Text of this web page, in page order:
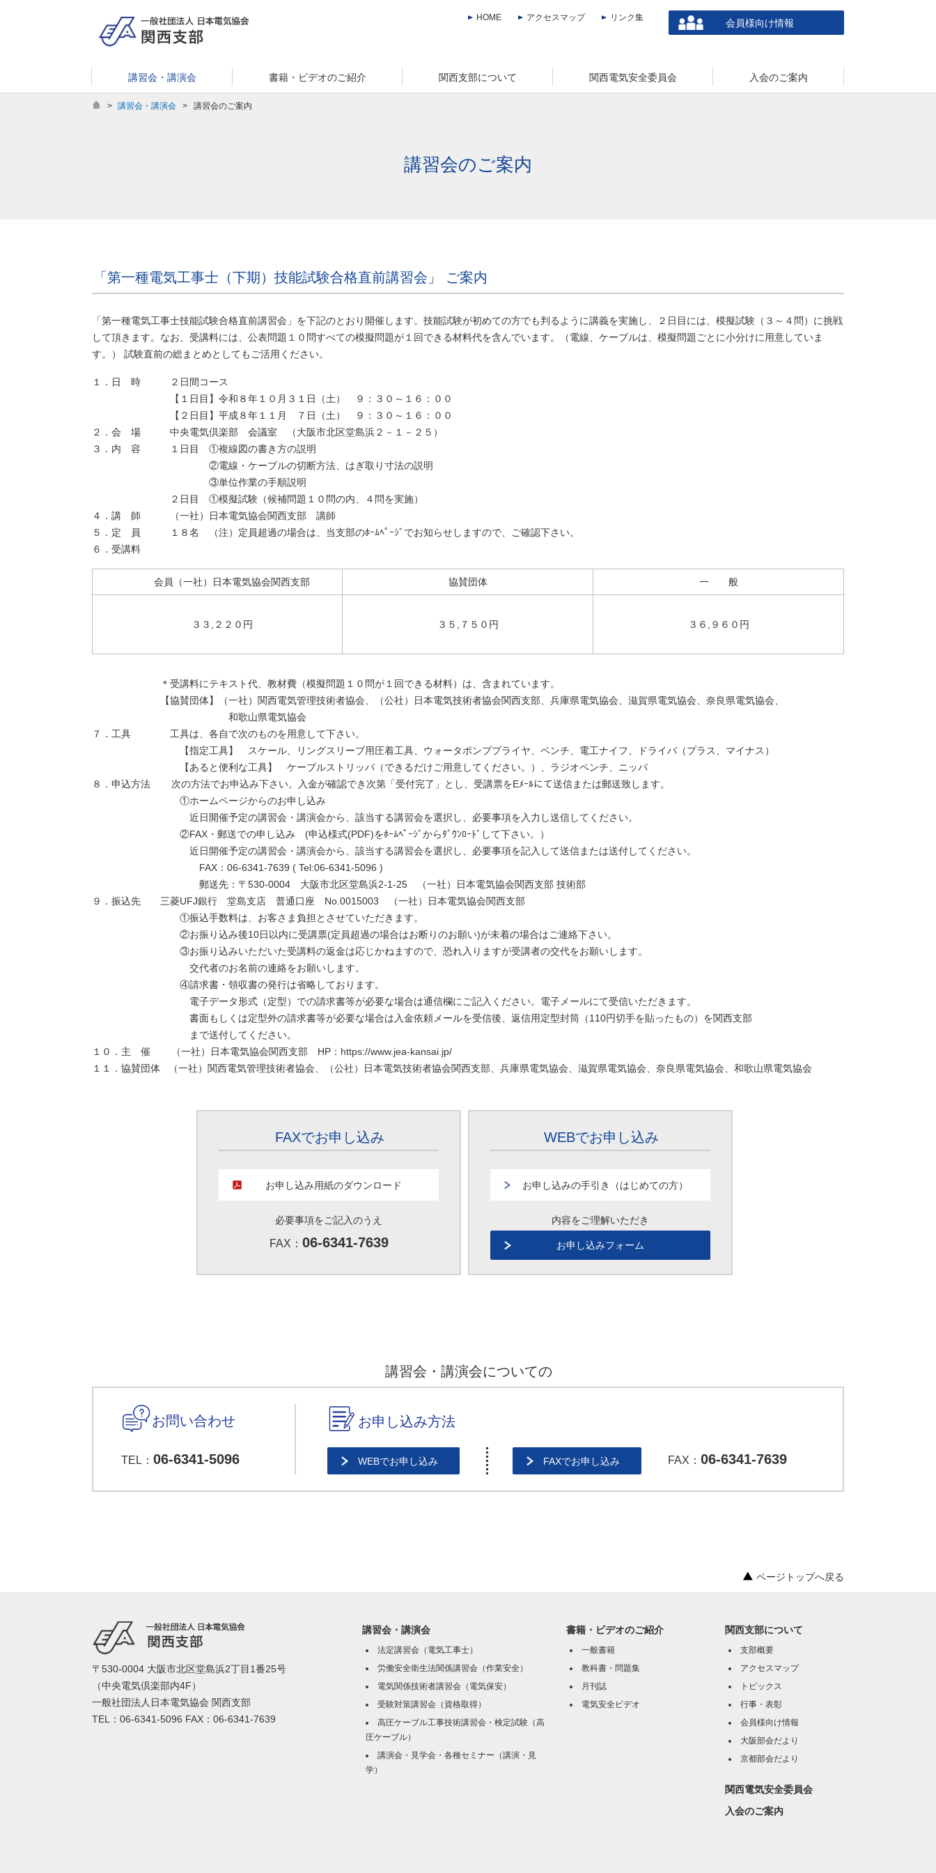
HOME アクセスマップ リンク集
会員様向け情報
講習会・講演会 書籍・ビデオのご紹介 関西支部について 関西電気安全委員会 入会のご案内
> 講習会・講演会 > 講習会のご案内
講習会のご案内
「第一種電気工事士（下期）技能試験合格直前講習会」 ご案内
「第一種電気工事士技能試験合格直前講習会」を下記のとおり開催します。技能試験が初めての方でも判るように講義を実施し、２日目には、模擬試験（３～４問）に挑戦
して頂きます。なお、受講料には、公表問題１０問すべての模擬問題が１回できる材料代を含んでいます。（電線、ケーブルは、模擬問題ごとに小分けに用意していま
す。） 試験直前の総まとめとしてもご活用ください。
１．日 時 ２日間コース
【１日目】令和８年１０月３１日（土） ９：３０～１６：００
【２日目】平成８年１１月 ７日（土） ９：３０～１６：００
２．会 場 中央電気倶楽部 会議室 （大阪市北区堂島浜２－１－２５）
３．内 容 １日目 ①複線図の書き方の説明
②電線・ケーブルの切断方法、はぎ取り寸法の説明
③単位作業の手順説明
２日目 ①模擬試験（候補問題１０問の内、４問を実施）
４．講 師 （一社）日本電気協会関西支部 講師
５．定 員 １８名 （注）定員超過の場合は、当支部のﾎｰﾑﾍﾟｰｼﾞでお知らせしますので、ご確認下さい。
６．受講料
会員（一社）日本電気協会関西支部 協賛団体 一 般
３３,２２０円 ３５,７５０円 ３６,９６０円
＊受講料にテキスト代、教材費（模擬問題１０問が１回できる材料）は、含まれています。
【協賛団体】（一社）関西電気管理技術者協会、（公社）日本電気技術者協会関西支部、兵庫県電気協会、滋賀県電気協会、奈良県電気協会、
和歌山県電気協会
７．工具 工具は、各自で次のものを用意して下さい。
【指定工具】 スケール、リングスリーブ用圧着工具、ウォータポンププライヤ、ペンチ、電工ナイフ、ドライバ（プラス、マイナス）
【あると便利な工具】 ケーブルストリッパ（できるだけご用意してください。）、ラジオペンチ、ニッパ
８．申込方法 次の方法でお申込み下さい。入金が確認でき次第「受付完了」とし、受講票をEﾒｰﾙにて送信または郵送致します。
①ホームページからのお申し込み
近日開催予定の講習会・講演会から、該当する講習会を選択し、必要事項を入力し送信してください。
②FAX・郵送での申し込み (申込様式(PDF)をﾎｰﾑﾍﾟｰｼﾞからﾀﾞｳﾝﾛｰﾄﾞして下さい。）
近日開催予定の講習会・講演会から、該当する講習会を選択し、必要事項を記入して送信または送付してください。
FAX：06-6341-7639 ( Tel:06-6341-5096 )
郵送先：〒530-0004 大阪市北区堂島浜2-1-25 （一社）日本電気協会関西支部 技術部
９．振込先 三菱UFJ銀行 堂島支店 普通口座 No.0015003 （一社）日本電気協会関西支部
①振込手数料は、お客さま負担とさせていただきます。
②お振り込み後10日以内に受講票(定員超過の場合はお断りのお願い)が未着の場合はご連絡下さい。
③お振り込みいただいた受講料の返金は応じかねますので、恐れ入りますが受講者の交代をお願いします。
交代者のお名前の連絡をお願いします。
④請求書・領収書の発行は省略しております。
電子データ形式（定型）での請求書等が必要な場合は通信欄にご記入ください。電子メールにて受信いただきます。
書面もしくは定型外の請求書等が必要な場合は入金依頼メールを受信後、返信用定型封筒（110円切手を貼ったもの）を関西支部
まで送付してください。
１０．主 催 （一社）日本電気協会関西支部 HP：https://www.jea-kansai.jp/
１１．協賛団体 （一社）関西電気管理技術者協会、（公社）日本電気技術者協会関西支部、兵庫県電気協会、滋賀県電気協会、奈良県電気協会、和歌山県電気協会
FAXでお申し込み
お申し込み用紙のダウンロード
必要事項をご記入のうえ
FAX： 06-6341-7639
WEBでお申し込み
お申し込みの手引き（はじめての方）
内容をご理解いただき
お申し込みフォーム
講習会・講演会についての
お問い合わせ
TEL： 06-6341-5096
お申し込み方法
WEBでお申し込み FAXでお申し込み FAX： 06-6341-7639
ページトップへ戻る
〒530-0004 大阪市北区堂島浜2丁目1番25号
（中央電気倶楽部内4F）
一般社団法人日本電気協会 関西支部
TEL：06-6341-5096 FAX：06-6341-7639
講習会・講演会
法定講習会（電気工事士）
労働安全衛生法関係講習会（作業安全）
電気関係技術者講習会（電気保安）
受験対策講習会（資格取得）
高圧ケーブル工事技術講習会・検定試験（高
圧ケーブル）
講演会・見学会・各種セミナー（講演・見
学）
書籍・ビデオのご紹介
一般書籍
教科書・問題集
月刊誌
電気安全ビデオ
関西支部について
支部概要
アクセスマップ
トピックス
行事・表彰
会員様向け情報
大阪部会だより
京都部会だより
関西電気安全委員会
入会のご案内